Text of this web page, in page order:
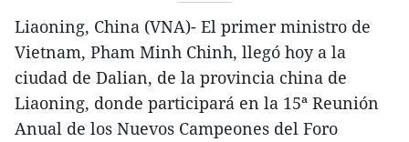
Liaoning, China (VNA)- El primer ministro de
Vietnam, Pham Minh Chinh, llegó hoy a la
ciudad de Dalian, de la provincia china de
Liaoning, donde participará en la 15ª Reunión
Anual de los Nuevos Campeones del Foro